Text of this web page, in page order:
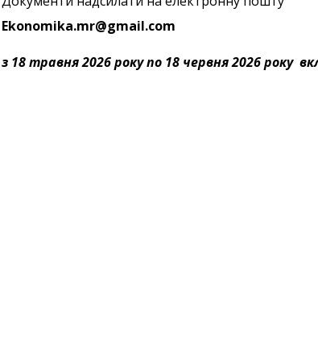
Ekonomika.mr@gmail.com
з 18 травня 2026 року по 18 червня 2026 року